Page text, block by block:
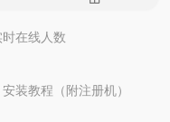
在线人数
装教程（附注册机）